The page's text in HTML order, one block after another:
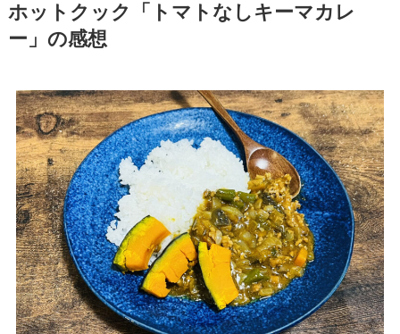
ホットクック「トマトなしキーマカレ
ー」の感想